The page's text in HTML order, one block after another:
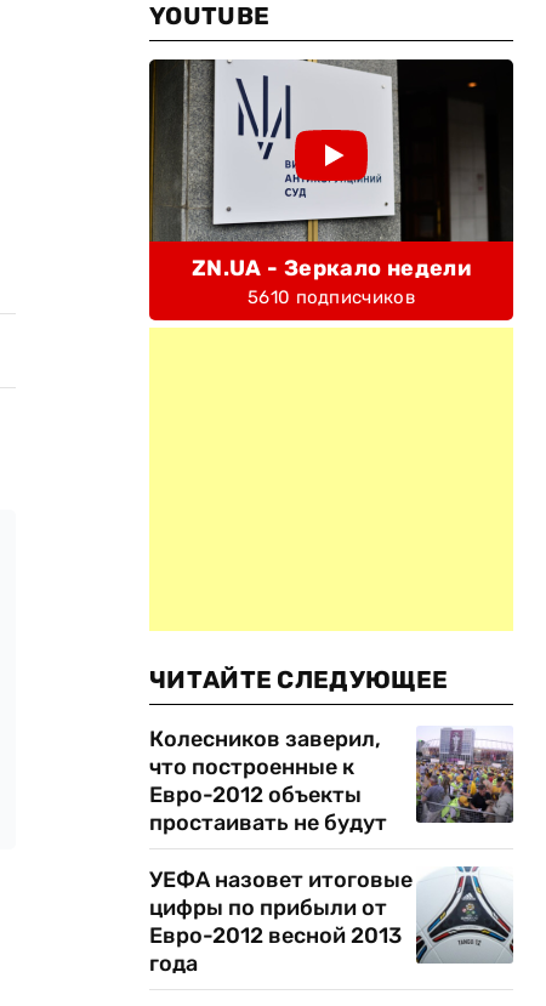
YOUTUBE
ZN.UA - Зеркало недели
5610 подписчиков
ЧИТАЙТЕ СЛЕДУЮЩЕЕ
Колесников заверил,
что построенные к
Евро-2012 объекты
простаивать не будут
УЕФА назовет итоговые
цифры по прибыли от
Евро-2012 весной 2013
года